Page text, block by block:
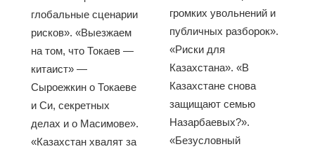
глобальные сценарии
рисков». «Выезжаем
на том, что Токаев —
китаист» —
Сыроежкин о Токаеве
и Си, секретных
делах и о Масимове».
«Казахстан хвалят за
громких увольнений и
публичных разборок».
«Риски для
Казахстана». «В
Казахстане снова
защищают семью
Назарбаевых?».
«Безусловный